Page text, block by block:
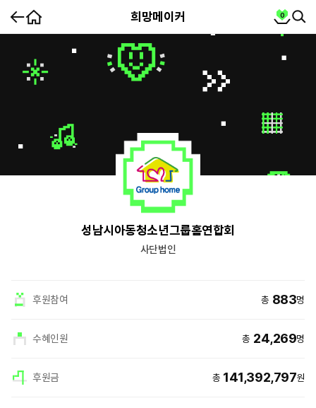
뒤
가
홈 희망메이커 cart
0
성남시아동청소년그룹홈연합회
사단법인
후원참여 총 883명
수혜인원 총 24,269명
후원금 총 141,392,797원